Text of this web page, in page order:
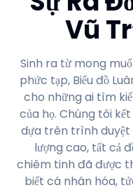
Vũ
Sinh ra từ mong
phức tạp, Biểu đồ
cho những ai tìm
của họ. Chúng tôi
dựa trên trình duyệt
lượng cao, tất cả
chiêm tinh đã được
biết cá nhân hóa,